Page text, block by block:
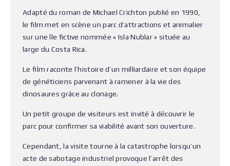
Adapté du roman de Michael Crichton publié en 1990,
le film met en scène un parc d’attractions et animalier
sur une île fictive nommée « Isla Nublar » située au
large du Costa Rica.
Le film raconte l’histoire d’un milliardaire et son équipe
de généticiens parvenant à ramener à la vie des
dinosaures grâce au clonage.
Un petit groupe de visiteurs est invité à découvrir le
parc pour confirmer sa viabilité avant son ouverture.
Cependant, la visite tourne à la catastrophe lorsqu’un
acte de sabotage industriel provoque l’arrêt des